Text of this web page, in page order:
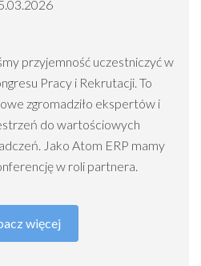
przyjemność uczestniczyć w
Pracy i Rekrutacji. To
zgromadziło ekspertów i
do wartościowych
Jako Atom ERP mamy
w roli partnera.
więcej